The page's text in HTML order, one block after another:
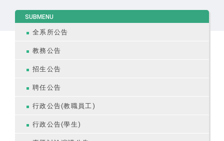
SUBMENU
全系所公告
教務公告
招生公告
聘任公告
行政公告(教職員工)
行政公告(學生)